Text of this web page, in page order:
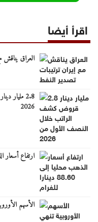
اقرأ أيضا
العراق يناقش
2.8
2026
ارتفاع أسعار الذهب
الأسهم